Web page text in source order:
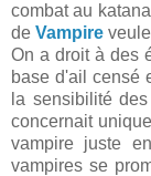
combat au
de Vampire
On a droit à des
base d'ail censé
la sensibilité
concernait
vampire juste
vampires se